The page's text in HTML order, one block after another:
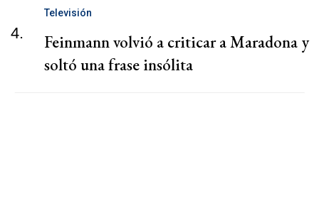
4.
Televisión
Feinmann volvió a criticar a Maradona y
soltó una frase insólita